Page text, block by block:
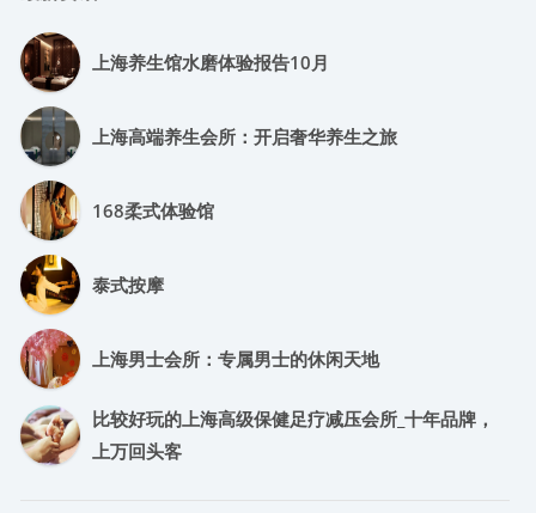
上海养生馆水磨体验报告10月
上海高端养生会所：开启奢华养生之旅
168柔式体验馆
泰式按摩
上海男士会所：专属男士的休闲天地
比较好玩的上海高级保健足疗减压会所_十年品牌，
上万回头客